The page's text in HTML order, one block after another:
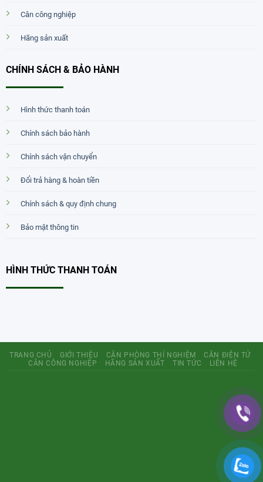
Cân công nghiệp
Hãng sản xuất
CHÍNH SÁCH & BẢO HÀNH
Hình thức thanh toán
Chính sách bảo hành
Chính sách vận chuyển
Đổi trả hàng & hoàn tiền
Chính sách & quy định chung
Bảo mật thông tin
HÌNH THỨC THANH TOÁN
TRANG CHỦ GIỚI THIỆU CÂN PHÒNG THÍ NGHIỆM
CÂN ĐIỆN TỬ
CÂN CÔNG NGHIỆP
HÃNG SẢN XUẤT TIN TỨC LIÊN HỆ